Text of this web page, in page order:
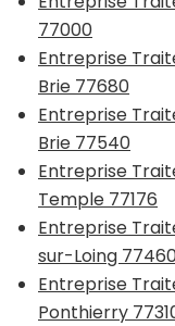
77000
Entreprise
Brie 77680
Entreprise
Brie 77540
Entreprise
Temple 77176
Entreprise
sur-Loing
Entreprise
Ponthierry